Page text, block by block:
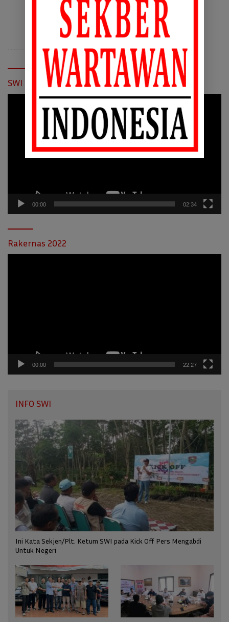
……………………… Klik Disini……………………..
SWI Daftar Dewan Pers
00:00 02:34
Rakernas 2022
00:00 22:27
INFO SWI
Ini Kata Sekjen/Plt. Ketum SWI pada Kick Off Pers Mengabdi
Untuk Negeri